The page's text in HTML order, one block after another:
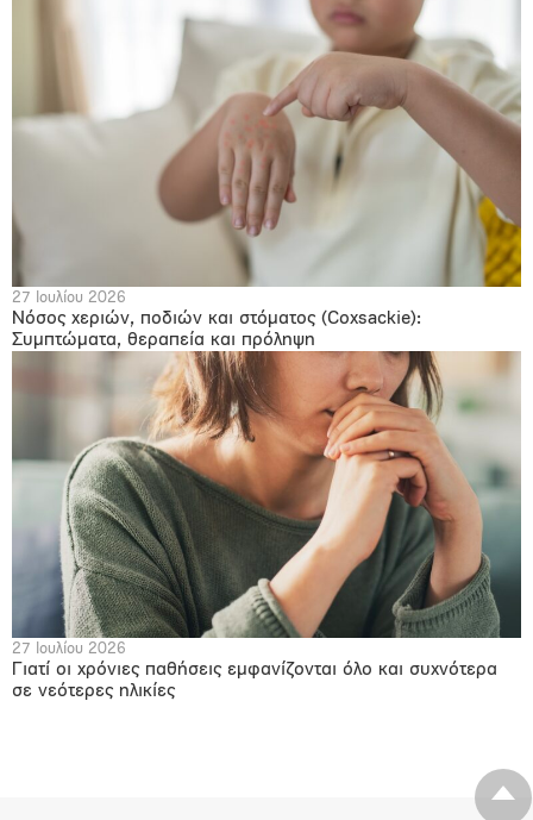
27 Ιουλίου 2026
Νόσος χεριών, ποδιών και στόματος (Coxsackie):
Συμπτώματα, θεραπεία και πρόληψη
27 Ιουλίου 2026
Γιατί οι χρόνιες παθήσεις εμφανίζονται όλο και συχνότερα
σε νεότερες ηλικίες